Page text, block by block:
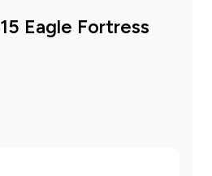
Eagle Fortress